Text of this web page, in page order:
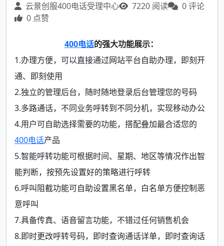
云景创服400电话受理中心 7220 阅读
0 评论
0 点赞
400电话的强大功能展示：
1.办理方便，可以直接通过网站平台自助办理，即刻开
通、即刻使用
2.独立的管理后台，随时随地登录后台管理您的号码
3.多路通话，不同业务呼转到不同分机，实现移动办公
4.用户可自助选择需要的功能，搭配叠加最合适您的
400电话产品
5.智能呼转功能可根据时间、星期、地区等情况作出智
能判断，按预先设置好的策略进行呼转
6.呼叫阻截功能可自助设置黑名单，白名单方便控制恶
意呼叫
7.具备传真、语音留言功能，不错过任何销售机会
8.即时更改呼转号码，即时查询通话详单，即时查询话